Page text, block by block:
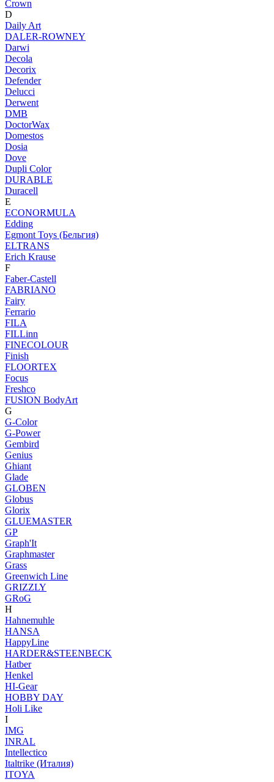
Crown
D
Daily Art
DALER-ROWNEY
Darwi
Decola
Decorix
Defender
Delucci
Derwent
DMB
DoctorWax
Domestos
Dosia
Dove
Dupli Color
DURABLE
Duracell
E
ECONORMULA
Edding
Egmont Toys (Бельгия)
ELTRANS
Erich Krause
F
Faber-Castell
FABRIANO
Fairy
Ferrario
FILA
FILLinn
FINECOLOUR
Finish
FLOORTEX
Focus
Freshco
FUSION BodyArt
G
G-Color
G-Power
Gembird
Genius
Ghiant
Glade
GLOBEN
Globus
Glorix
GLUEMASTER
GP
Graph'It
Graphmaster
Grass
Greenwich Line
GRIZZLY
GRoG
H
Hahnemuhle
HANSA
HappyLine
HARDER&STEENBECK
Hatber
Henkel
HI-Gear
HOBBY DAY
Holi Like
I
IMG
INRAL
Intellectico
Italtrike (Италия)
ITOYA